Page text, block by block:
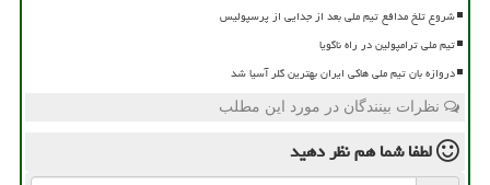
شروع تلخ مدافع تیم ملی بعد از جدایی از پرسپولیس
تیم ملی ترامپولین در راه ناگویا
دروازه بان تیم ملی هاکی ایران بهترین گلر آسیا شد
نظرات بینندگان در مورد این مطلب
لطفا شما همنظر دهید